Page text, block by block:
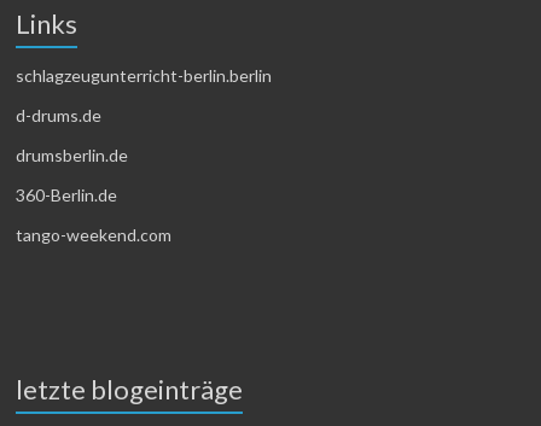
Links
schlagzeugunterricht-berlin.berlin
d-drums.de
drumsberlin.de
360-Berlin.de
tango-weekend.com
letzte blogeinträge